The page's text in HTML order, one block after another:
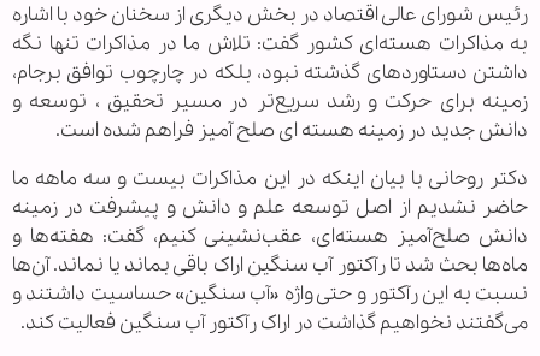
رئیس شورای عالی اقتصاد در بخش دیگری از سخنان خود با اشاره
به مذاکرات هسته‌ای کشور گفت: تلاش ما در مذاکرات تنها نگه
داشتن دستاوردهای گذشته نبود، بلکه در چارچوب توافق برجام،
زمینه برای حرکت و رشد سریع‌تر در مسیر تحقیق ، توسعه و
دانش جدید در زمینه هسته ای صلح آمیز فراهم شده است.
دکتر روحانی با بیان اینکه در این مذاکرات بیست و سه ماهه ما
حاضر نشدیم از اصل توسعه علم و دانش و پیشرفت در زمینه
دانش صلح‌آمیز هسته‌ای، عقب‌نشینی کنیم، گفت: هفته‌ها و
ماه‌ها بحث شد تا رآکتور آب سنگین اراک باقی بماند یا نماند. آن‌ها
نسبت به این رآکتور و حتی واژه «آب سنگین» حساسیت داشتند و
می‌گفتند نخواهیم گذاشت در اراک رآکتور آب سنگین فعالیت کند.